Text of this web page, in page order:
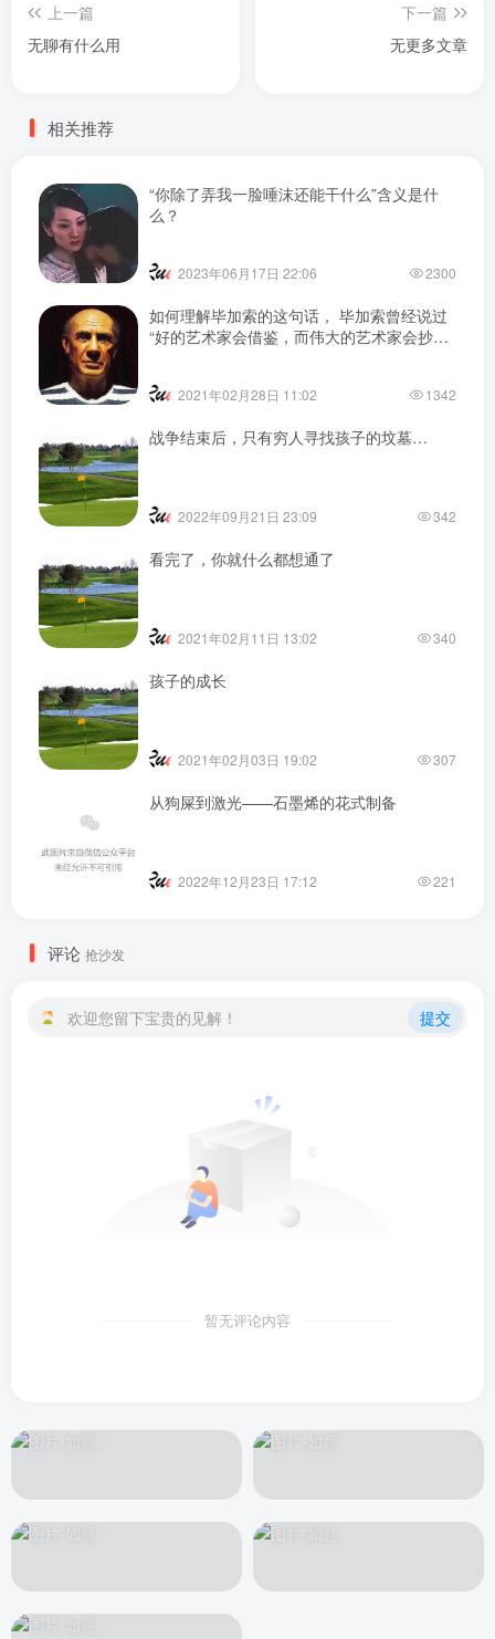
上一篇
无聊有什么用
下一篇
无更多文章
相关推荐
“你除了弄我一脸唾沫还能干什么”含义是什
么？
2023年06月17日 22:06 2300
如何理解毕加索的这句话， 毕加索曾经说过
“好的艺术家会借鉴，而伟大的艺术家会抄
2021年02月28日 11:02 1342
战争结束后，只有穷人寻找孩子的坟墓…
2022年09月21日 23:09 342
看完了，你就什么都想通了
2021年02月11日 13:02 340
孩子的成长
2021年02月03日 19:02 307
从狗屎到激光——石墨烯的花式制备
2022年12月23日 17:12 221
评论 抢沙发
欢迎您留下宝贵的见解！ 提交
暂无评论内容